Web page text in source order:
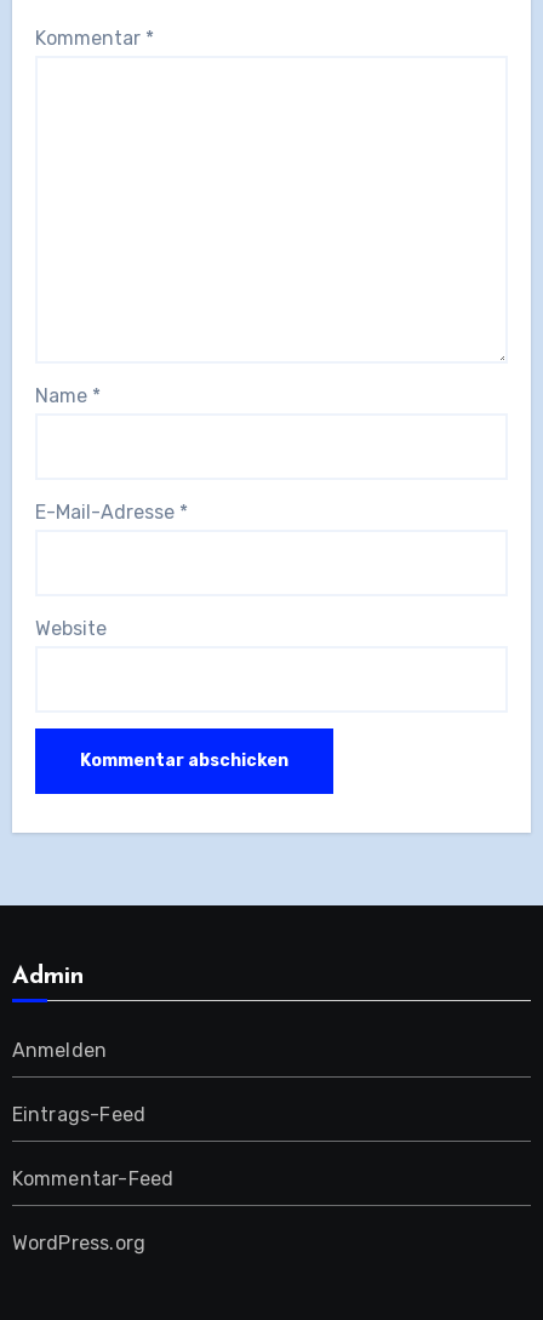
Kommentar *
Name *
E-Mail-Adresse *
Website
Admin
Anmelden
Eintrags-Feed
Kommentar-Feed
WordPress.org